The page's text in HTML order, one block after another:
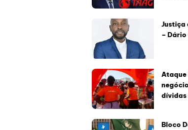
Justiça
– Dário
Ataque
dívidas
Bloco